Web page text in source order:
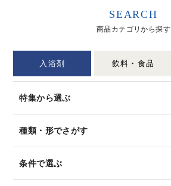
SEARCH
商品カテゴリから探す
入浴剤 飲料・食品
特集から選ぶ
種類・形でさがす
条件で選ぶ